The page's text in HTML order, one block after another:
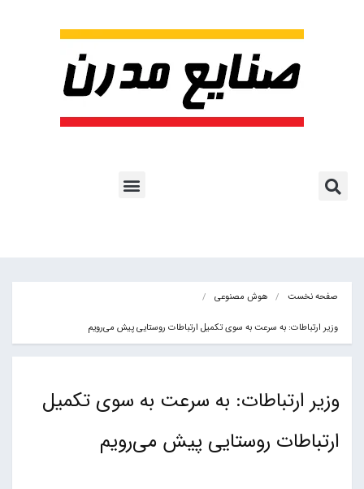
صفحه نخست هوش مصنوعی
وزیر ارتباطات: به سرعت به سوی تکمیل ارتباطات روستایی پیش می‌رویم
وزیر ارتباطات: به سرعت به سوی تکمیل
ارتباطات روستایی پیش می‌رویم